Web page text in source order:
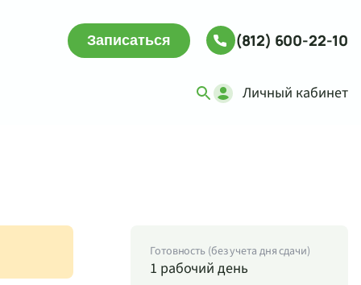
Записаться (812) 600-22-10
Личный кабинет
Готовность (без учета дня сдачи)
1 рабочий день